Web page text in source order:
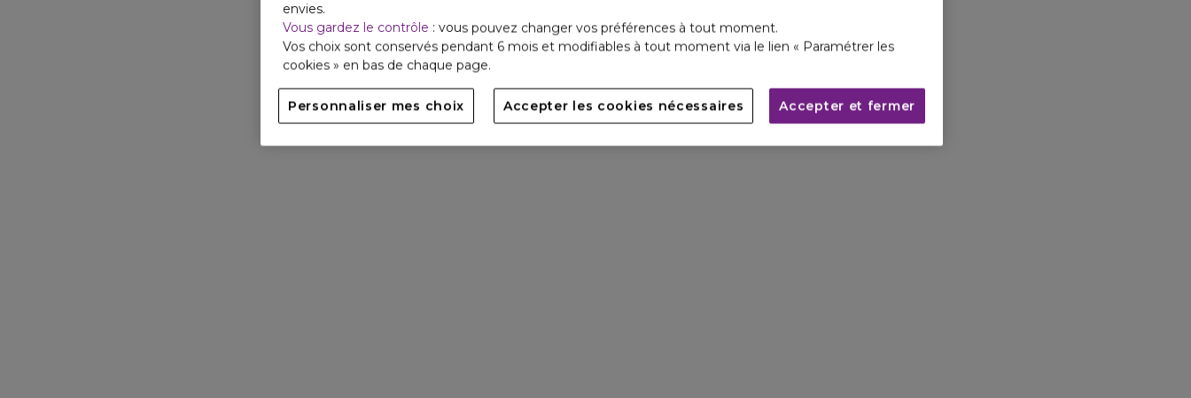
envies.
Vous gardez le contrôle : vous pouvez changer vos préférences à tout moment.
Vos choix sont conservés pendant 6 mois et modifiables à tout moment via le lien « Paramétrer les
cookies » en bas de chaque page.
Personnaliser mes choix Accepter les cookies nécessaires Accepter et fermer